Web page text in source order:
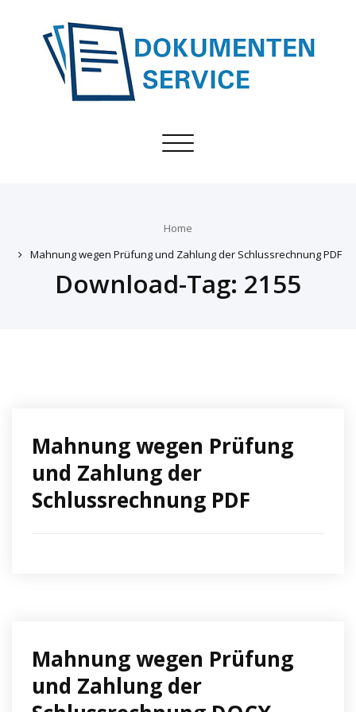
Toggle
Home
Mahnung wegen Prüfung und Zahlung der Schlussrechnung PDF
Download-Tag: 2155
Mahnung wegen Prüfung
und Zahlung der
Schlussrechnung PDF
Mahnung wegen Prüfung
und Zahlung der